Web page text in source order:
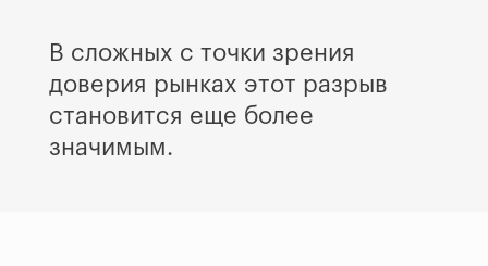
В сложных с точки зрения
доверия рынках этот разрыв
становится еще более
значимым.